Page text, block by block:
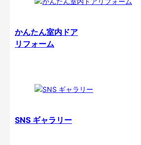
かんたん室内ドア
リフォーム
SNS ギャラリー